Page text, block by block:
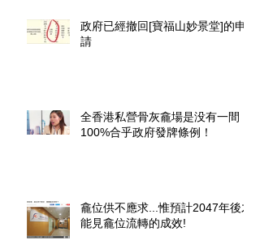
政府已經撤回[寶福山妙景堂]的申
請
全香港私營骨灰龕場是没有一間
100%合乎政府發牌條例！
龕位供不應求...惟預計2047年後才
能見龕位流轉的成效!